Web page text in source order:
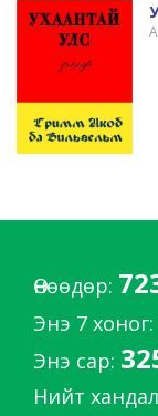
Өнөөдөр:
Энэ 7 хоног:
Энэ сар:
Нийт